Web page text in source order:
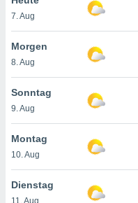
oder
Partner
es uns
das
der
Profil zu
Ihnen
finden
7. Aug
Morgen
8. Aug
Sonntag
9. Aug
Montag
10. Aug
Dienstag
11. Aug